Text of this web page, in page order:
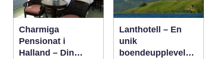
Charmiga
Pensionat i
Halland – Din
Lanthotell – En
unik
boendeupplevelse